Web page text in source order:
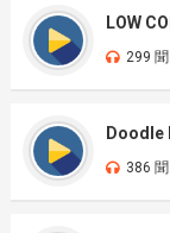
LOW
299 聞
Doodle
386 聞